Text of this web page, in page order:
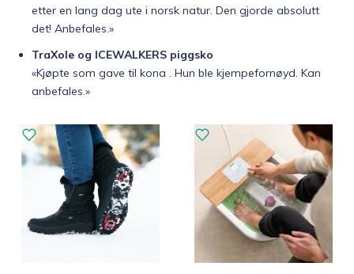
etter en lang dag ute i norsk natur. Den gjorde absolutt
det! Anbefales.»
TraXole og ICEWALKERS piggsko
«Kjøpte som gave til kona . Hun ble kjempefornøyd. Kan
anbefales.»